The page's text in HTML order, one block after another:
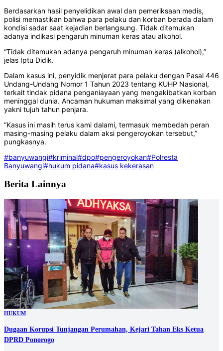
Berdasarkan hasil penyelidikan awal dan pemeriksaan medis,
polisi memastikan bahwa para pelaku dan korban berada dalam
kondisi sadar saat kejadian berlangsung. Tidak ditemukan
adanya indikasi pengaruh minuman keras atau alkohol.
“Tidak ditemukan adanya pengaruh minuman keras (alkohol),”
jelas Iptu Didik.
Dalam kasus ini, penyidik menjerat para pelaku dengan Pasal 446
Undang-Undang Nomor 1 Tahun 2023 tentang KUHP Nasional,
terkait tindak pidana penganiayaan yang mengakibatkan korban
meninggal dunia. Ancaman hukuman maksimal yang dikenakan
yakni tujuh tahun penjara.
“Kasus ini masih terus kami dalami, termasuk membedah peran
masing-masing pelaku dalam aksi pengeroyokan tersebut,”
pungkasnya.
#banyuwangi#kriminal#dpo#pengeroyokan#Polresta
Banyuwangi#hukum pidana#kasus kekerasan
Berita Lainnya
HUKUM
Dugaan Korupsi Tunjangan Perumahan, Kejari Tahan Eks Ketua
DPRD Ponorogo